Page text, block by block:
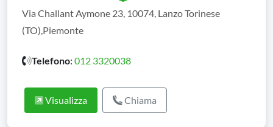
Via Challant Aymone 23, 10074, Lanzo Torinese
(TO),Piemonte
Telefono: 012 3320038
Visualizza Chiama